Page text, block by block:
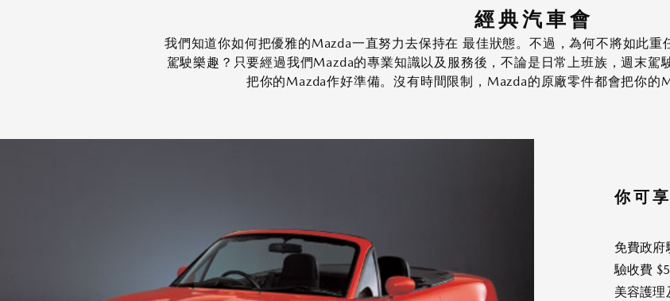
經典汽車會
我們知道你如何把優雅的Mazda一直努力去保持在 最佳狀態。不過，為何不將如此
駕駛樂趣？只要經過我們Mazda的專業知識以及服務後，不論是日常上班族，週末駕
把你的Mazda作好準備。沒有時間限制，Mazda的原廠零件都會把你的
你可
免費政府
驗收費
美容護